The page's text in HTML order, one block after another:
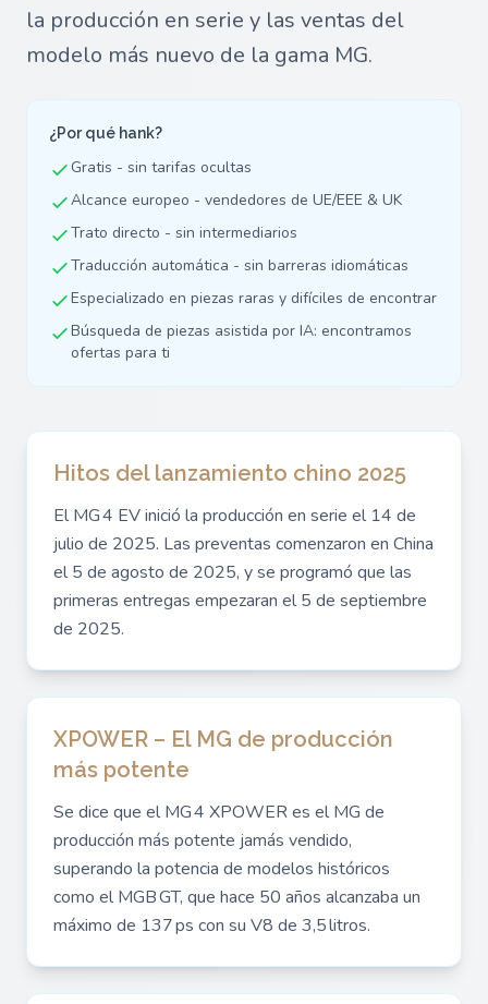
la producción en serie y las ventas del
modelo más nuevo de la gama MG.
¿Por qué hank?
Gratis - sin tarifas ocultas
Alcance europeo - vendedores de UE/EEE & UK
Trato directo - sin intermediarios
Traducción automática - sin barreras idiomáticas
Especializado en piezas raras y difíciles de encontrar
Búsqueda de piezas asistida por IA: encontramos
ofertas para ti
Hitos del lanzamiento chino 2025
El MG 4 EV inició la producción en serie el 14 de
julio de 2025. Las preventas comenzaron en China
el 5 de agosto de 2025, y se programó que las
primeras entregas empezaran el 5 de septiembre
de 2025.
XPOWER – El MG de producción
más potente
Se dice que el MG 4 XPOWER es el MG de
producción más potente jamás vendido,
superando la potencia de modelos históricos
como el MGB GT, que hace 50 años alcanzaba un
máximo de 137 ps con su V8 de 3,5 litros.